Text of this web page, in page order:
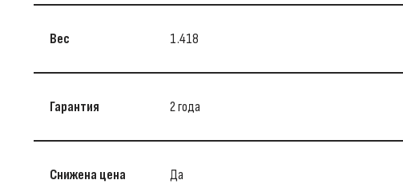
Вес 1.418
Гарантия 2 года
Снижена цена Да